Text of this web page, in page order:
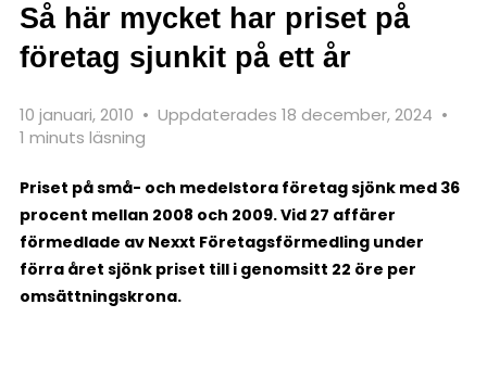
Så här mycket har priset på
företag sjunkit på ett år
10 januari, 2010 • Uppdaterades 18 december, 2024 •
1 minuts läsning
Priset på små- och medelstora företag sjönk med 36
procent mellan 2008 och 2009. Vid 27 affärer
förmedlade av Nexxt Företagsförmedling under
förra året sjönk priset till i genomsitt 22 öre per
omsättningskrona.